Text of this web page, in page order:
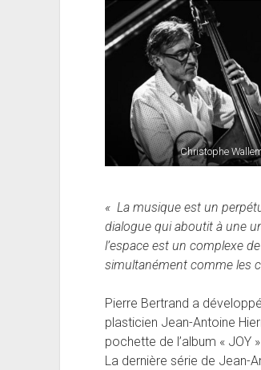
Christophe
« La musique est un
dialogue qui aboutit à une
l’espace est un complexe
simultanément comme les
Pierre Bertrand a
plasticien Jean-Antoine
pochette de l’album « JOY
La dernière série de Jean-